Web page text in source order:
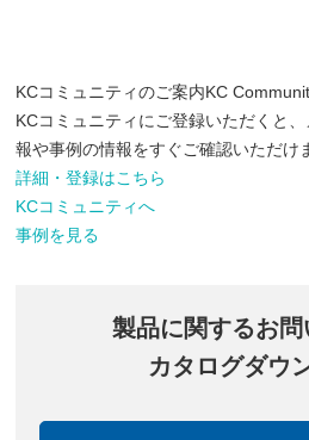
KCコミュニティのご案内KC
KCコミュニティにご登録いただくと
報や事例の情報をすぐご確認いただけ
詳細・登録はこちら
KCコミュニティへ
事例を見る
製品に関するお問
カタログダウ